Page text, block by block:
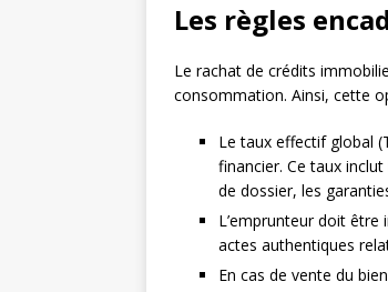
Les règles
Le rachat de crédits
consommation. Ainsi, cette
Le taux effectif global
financier. Ce taux
de dossier, les
L’emprunteur doit
actes authentiques
En cas de vente du